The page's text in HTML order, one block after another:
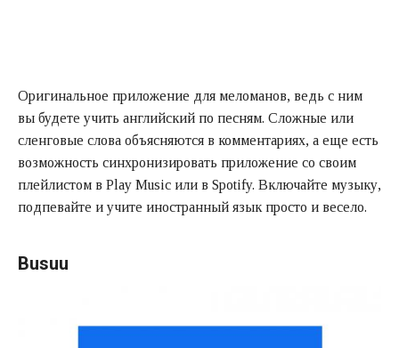
Оригинальное приложение для меломанов, ведь с ним
вы будете учить английский по песням. Сложные или
сленговые слова объясняются в комментариях, а еще есть
возможность синхронизировать приложение со своим
плейлистом в Play Music или в Spotify. Включайте музыку,
подпевайте и учите иностранный язык просто и весело.
Busuu